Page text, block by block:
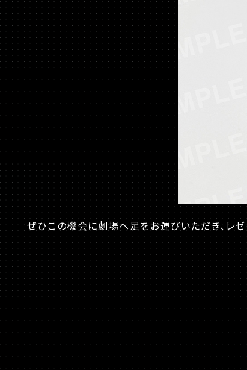
ぜひこの機会に劇場へ足をお運びいただき、レ